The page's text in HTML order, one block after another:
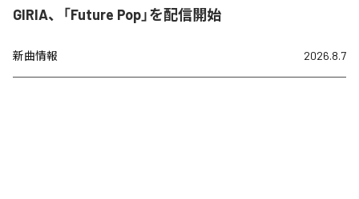
GIRIA、「Future Pop」を配信開始
新曲情報 2026.8.7